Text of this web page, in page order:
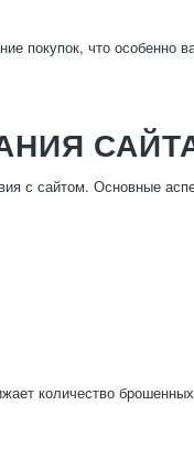
покупок, что особенно
с сайтом. Основные
количество